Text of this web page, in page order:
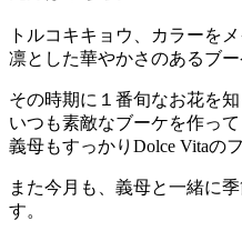
トルコキキョウ、カラーを
凛とした華やかさのあるブー
その時期に１番旬なお花を
いつも素敵なブーケを作って
義母もすっかりDolce Vitaの
また今月も、義母と一緒に
す。